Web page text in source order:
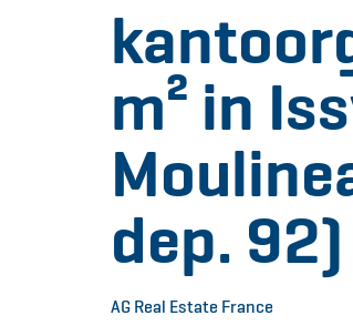
m² in
dep. 92)
AG Real Estate France